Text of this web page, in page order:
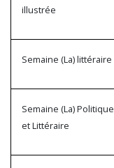
illustrée
Semaine (La) littéraire
Semaine (La) Politique
et Littéraire